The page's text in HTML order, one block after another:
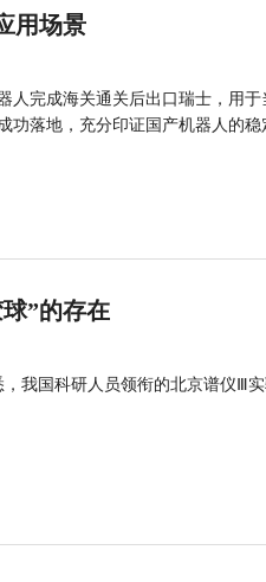
用场景
人完成海关通关后出口瑞士，用
功落地，充分印证国产机器人的稳
”的存在
我国科研人员领衔的北京谱仪Ⅲ